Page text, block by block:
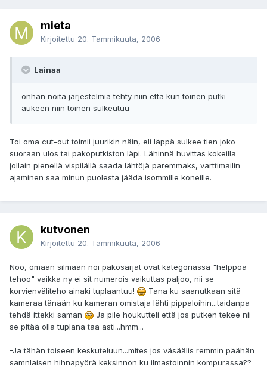
mieta
Kirjoitettu 20. Tammikuuta, 2006
Lainaa
onhan noita järjestelmiä tehty niin että kun toinen putki
aukeen niin toinen sulkeutuu
Toi oma cut-out toimii juurikin näin, eli läppä sulkee tien joko
suoraan ulos tai pakoputkiston läpi. Lähinnä huvittas kokeilla
jollain pienellä vispilällä saada lähtöjä paremmaks, varttimailin
ajaminen saa minun puolesta jäädä isommille koneille.
kutvonen
Kirjoitettu 20. Tammikuuta, 2006
Noo, omaan silmään noi pakosarjat ovat kategoriassa "helppoa
tehoo" vaikka ny ei sit numerois vaikuttas paljoo, nii se
korvienväliteho ainaki tuplaantuu!
Tana ku saanutkaan sitä
kameraa tänään ku kameran omistaja lähti pippaloihin...taidanpa
tehdä ittekki saman
Ja pile houkutteli että jos putken tekee nii
se pitää olla tuplana taa asti...hmm...
-Ja tähän toiseen keskuteluun...mites jos väsäälis remmin päähän
samnlaisen hihnapyörä keksinnön ku ilmastoinnin kompurassa??